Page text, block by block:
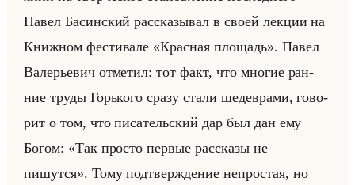
Павел Ба­син­ский рас­ска­зы­вал в своей лек­ции на
Книж­ном фе­сти­ва­ле «Красная площадь». Павел
Ва­ле­рье­вич от­ме­тил: тот факт, что мно­гие ран­
ние труды Горько­го сразу стали ше­дев­ра­ми, го­во­
рит о том, что пи­са­тельский дар был дан ему
Богом: «Так просто первые рассказы не
пишутся». Тому под­твер­жде­ние непро­стая, но